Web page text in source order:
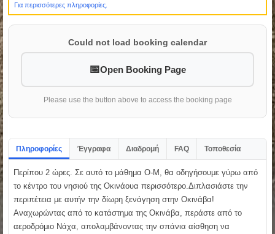
Για περισσότερες πληροφορίες.
Could not load booking calendar
Open Booking Page
Please use the button above to access the booking page
Πληροφορίες Έγγραφα Διαδρομή FAQ Τοποθεσία
Περίπου 2 ώρες. Σε αυτό το μάθημα O-M, θα οδηγήσουμε γύρω από
το κέντρο του νησιού της Οκινάουα περισσότερο.Διπλασιάστε την
περιπέτεια με αυτήν την δίωρη ξενάγηση στην Οκινάβα!
Αναχωρώντας από το κατάστημα της Οκινάβα, περάστε από το
αεροδρόμιο Νάχα, απολαμβάνοντας την σπάνια αίσθηση να